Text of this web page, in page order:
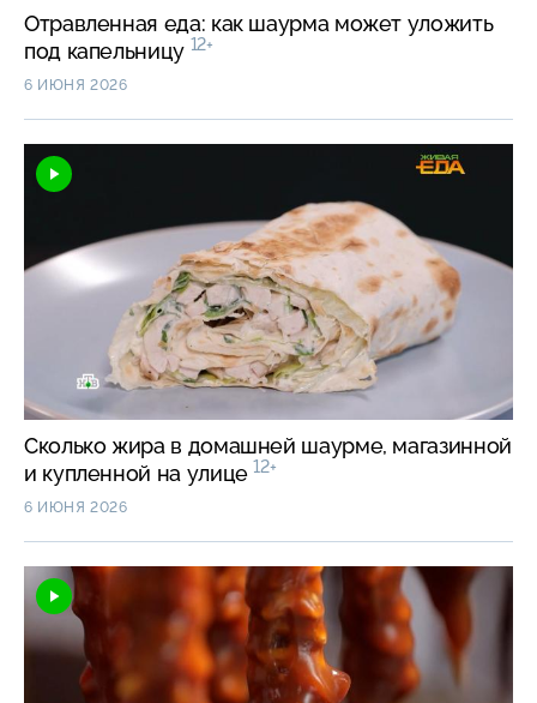
Отравленная еда: как шаурма может уложить
под капельницу 12+
6 ИЮНЯ 2026
Сколько жира в домашней шаурме, магазинной
и купленной на улице 12+
6 ИЮНЯ 2026